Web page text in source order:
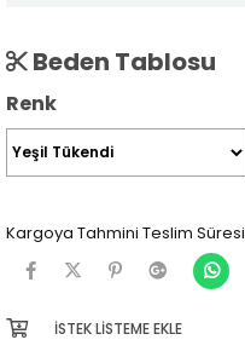
Beden Tablosu
Renk
Kargoya Tahmini Teslim Süresi
İSTEK LISTEME EKLE